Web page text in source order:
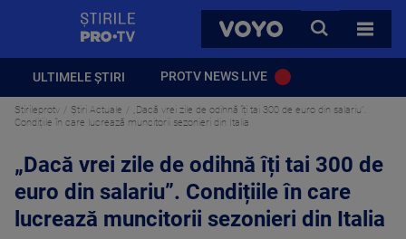
VOYO
CAUTA
TOATE
ULTIMELE ȘTIRI PROTV NEWS LIVE
Stirileprotv Știri Actuale
„Dacă vrei zile de odihnă îți tai 300 de euro din salariu”.
Condițiile în care lucrează muncitorii sezonieri din Italia
„Dacă vrei zile de odihnă îți tai 300 de
euro din salariu”. Condițiile în care
lucrează muncitorii sezonieri din Italia